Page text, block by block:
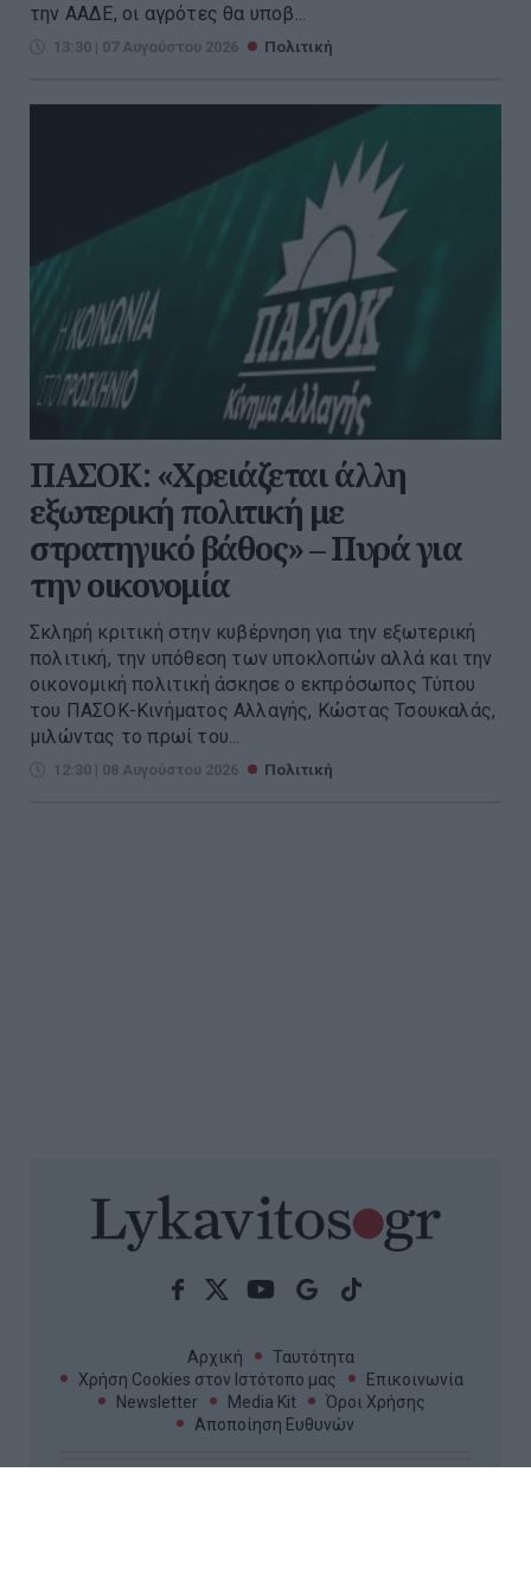
την ΑΑΔΕ, οι αγρότες θα υποβ...
13:30 | 07 Αυγούστου 2026 Πολιτική
ΠΑΣΟΚ: «Χρειάζεται άλλη
εξωτερική πολιτική με
στρατηγικό βάθος» – Πυρά για
την οικονομία
Σκληρή κριτική στην κυβέρνηση για την εξωτερική
πολιτική, την υπόθεση των υποκλοπών αλλά και την
οικονομική πολιτική άσκησε ο εκπρόσωπος Τύπου
του ΠΑΣΟΚ-Κινήματος Αλλαγής, Κώστας Τσουκαλάς,
μιλώντας το πρωί του...
12:30 | 08 Αυγούστου 2026 Πολιτική
Μανιάτης: 140 παρεμβάσεις, 850
τροπολογίες και ερωτήσεις στον
απολογισμό του δεύτερου έτους
στο Ευρωκοινοβούλιο
Ο ευρωβουλευτής του ΠΑΣΟΚ Γιάννης Μανιάτης
παρουσίασε τον απολογισμό του δεύτερου έτους της
θητείας του στο Ευρωπαϊκό Κοινοβούλιο, με 140
παρεμβάσεις, 850 τροπολογίες και ερωτήσεις,